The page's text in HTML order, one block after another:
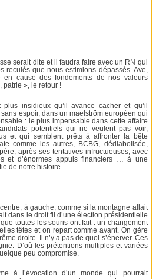
serait dite et il faudra faire avec un RN qui
reculés que nous estimions dépassés. Ave,
cause des fondements de nos valeurs
patrie », le retour !
plus insidieux qu’il avance cacher et qu’il
espoir, dans un maelström européen qui
: le plus impensable dans cette affaire
potentiels qui ne veulent pas voir,
et qui semblent prêts à affronter la bête
comme les autres, BCBG, dédiabolisée,
après ses tentatives infructueuses, avec
et d’énormes appuis financiers … à une
de notre histoire.
à gauche, comme si la montagne allait
dans le droit fil d’une élection présidentielle
toutes les souris ont fait : un changement
têtes et on repart comme avant. On gère
droite. Il n’y a pas de quoi s’énerver. Ces
D’où les prétentions multiples et variées
peu compromise.
à l’évocation d’un monde qui pourrait